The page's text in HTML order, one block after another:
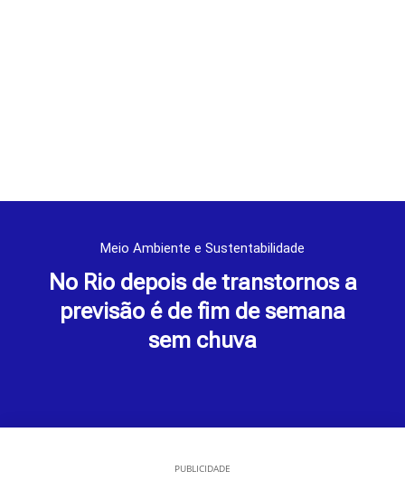
Meio Ambiente e Sustentabilidade
No Rio depois de transtornos a
previsão é de fim de semana
sem chuva
PUBLICIDADE